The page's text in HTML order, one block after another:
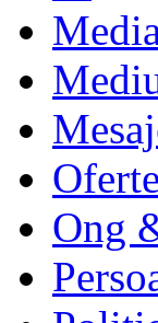
Ong